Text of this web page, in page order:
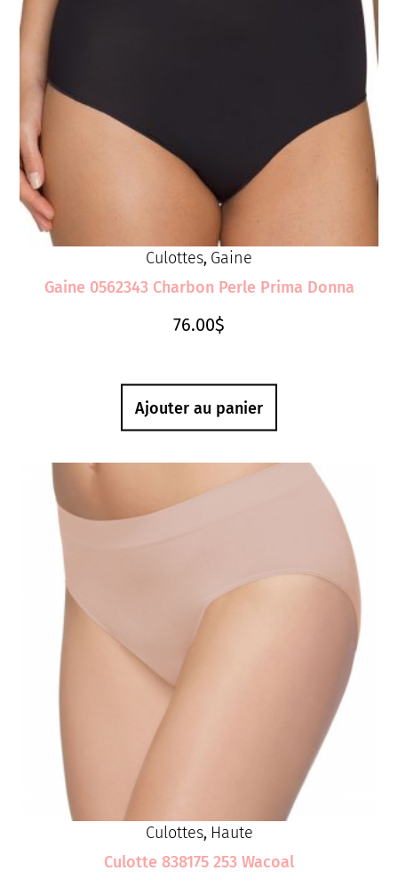
Culottes, Gaine
Gaine 0562343 Charbon Perle Prima Donna
76.00$
Ajouter au panier
Culottes, Haute
Culotte 838175 253 Wacoal